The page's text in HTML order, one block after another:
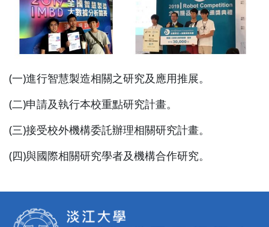
(一)進行智慧製造相關之研究及應用推展。
(二)申請及執行本校重點研究計畫。
(三)接受校外機構委託辦理相關研究計畫。
(四)與國際相關研究學者及機構合作研究。